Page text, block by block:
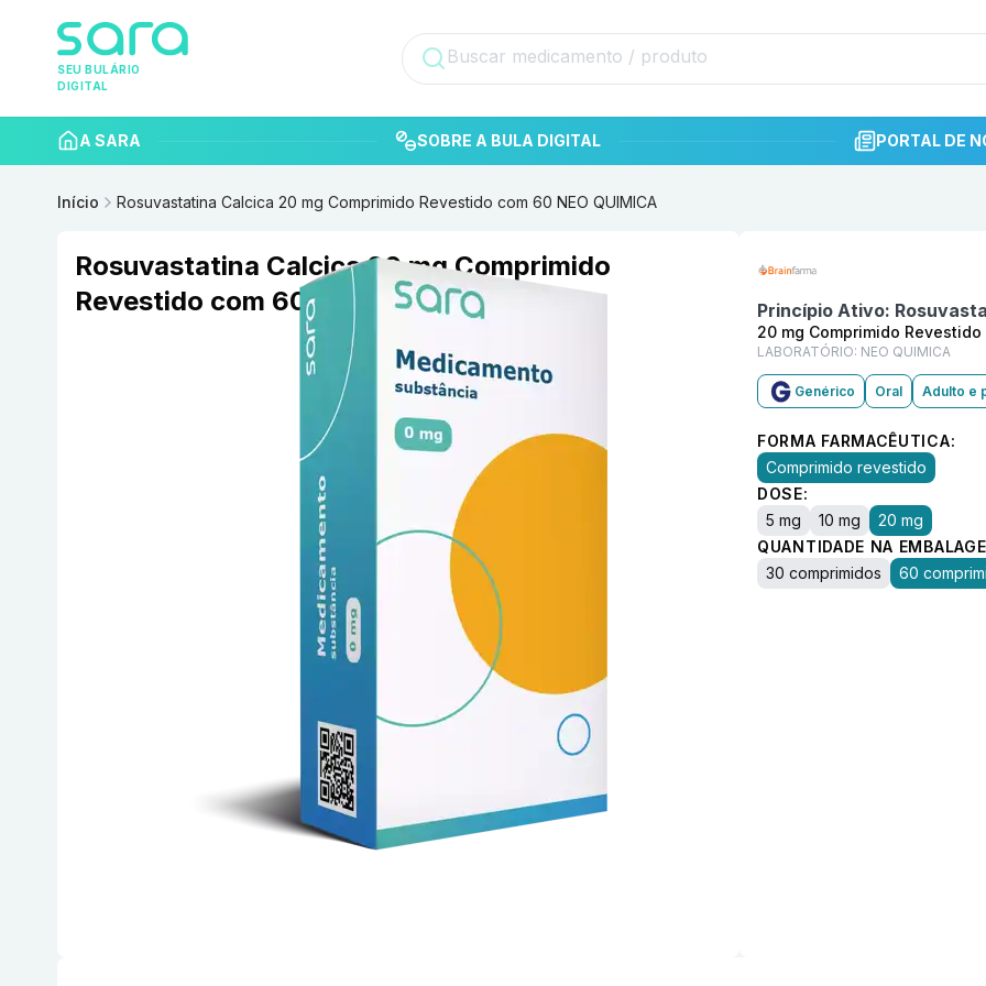
SEU BULÁRIO
DIGITAL
A SARA SOBRE A BULA DIGITAL PORTAL DE
Início Rosuvastatina Calcica 20 mg Comprimido Revestido com 60 NEO QUIMICA
Rosuvastatina Calcica 20 mg Comprimido
Revestido com 60 NEO QUIMICA
Princípio Ativo:
20 mg Comprimido Revestido
LABORATÓRIO: NEO QUIMICA
Genérico Oral Adulto e
FORMA FARMACÊUTICA:
Comprimido revestido
DOSE:
5 mg
10 mg
20 mg
QUANTIDADE NA
30 comprimidos
60